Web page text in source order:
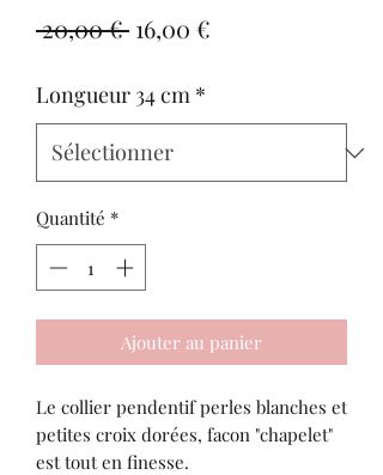
20,00 € Prix
16,00 €
Longueur 34 cm *
Quantité *
Ajouter au panier
Le collier pendentif perles blanches et
petites croix dorées, facon "chapelet"
est tout en finesse.